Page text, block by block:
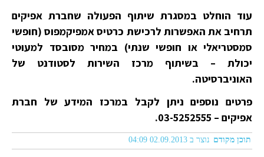
עוד הוחלט במסגרת שיתוף הפעולה שחברת אפיקים
תרחיב את האפשרות לרכישת כרטיס אמפיקמפוס (חופשי
סמסטריאלי או חופשי שנתי) במחיר מסובסד למעוטי
יכולת – בשיתוף מרכז השירות לסטודנט של
האוניברסיטה.
פרטים נוספים ניתן לקבל במרכז המידע של חברת
אפיקים – 03-5252555.
תוכן מקודם נוצר ב 02.09.2013 04:09